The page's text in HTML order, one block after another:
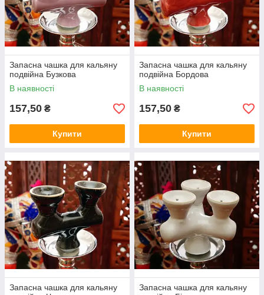
Запасна чашка для кальяну
подвійна Бузкова
В наявності
157,50 ₴
Купити
Запасна чашка для кальяну
подвійна Бордова
В наявності
157,50 ₴
Купити
Запасна чашка для кальяну
Запасна чашка для кальяну